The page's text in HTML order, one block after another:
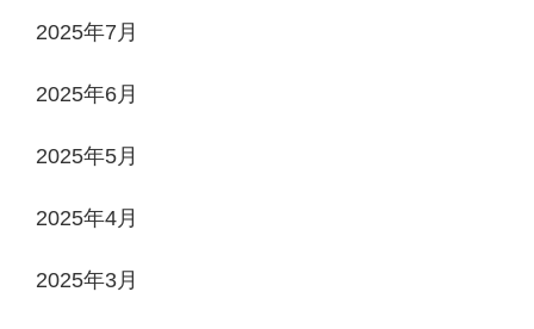
2025年7月
2025年6月
2025年5月
2025年4月
2025年3月